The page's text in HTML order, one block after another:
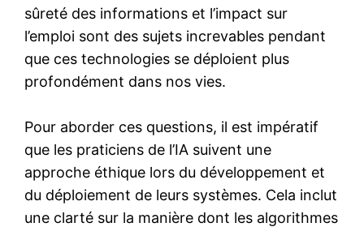
sûreté des informations et l’impact sur
l’emploi sont des sujets increvables pendant
que ces technologies se déploient plus
profondément dans nos vies.
Pour aborder ces questions, il est impératif
que les praticiens de l’IA suivent une
approche éthique lors du développement et
du déploiement de leurs systèmes. Cela inclut
une clarté sur la manière dont les algorithmes